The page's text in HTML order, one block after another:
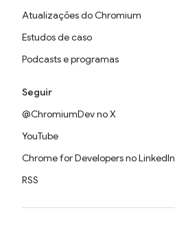
Atualizações do Chromium
Estudos de caso
Podcasts e programas
Seguir
@ChromiumDev no X
YouTube
Chrome for Developers no LinkedIn
RSS